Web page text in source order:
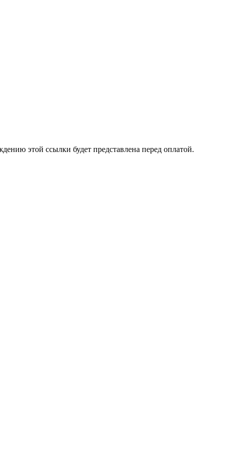
этой ссылки будет представлена перед оплатой.